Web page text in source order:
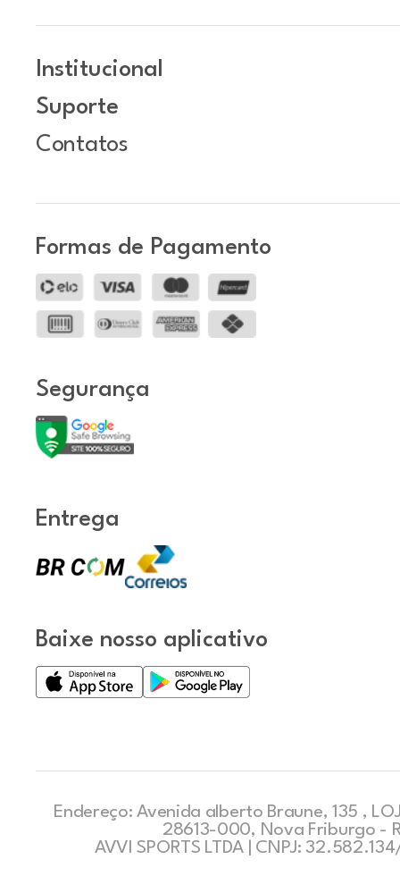
Institucional
Suporte
Contatos
Formas de Pagamento
Segurança
Entrega
Baixe nosso aplicativo
Endereço: Avenida alberto Braune, 135 ,
28613-000, Nova Friburgo -
AVVI SPORTS LTDA | CNPJ: